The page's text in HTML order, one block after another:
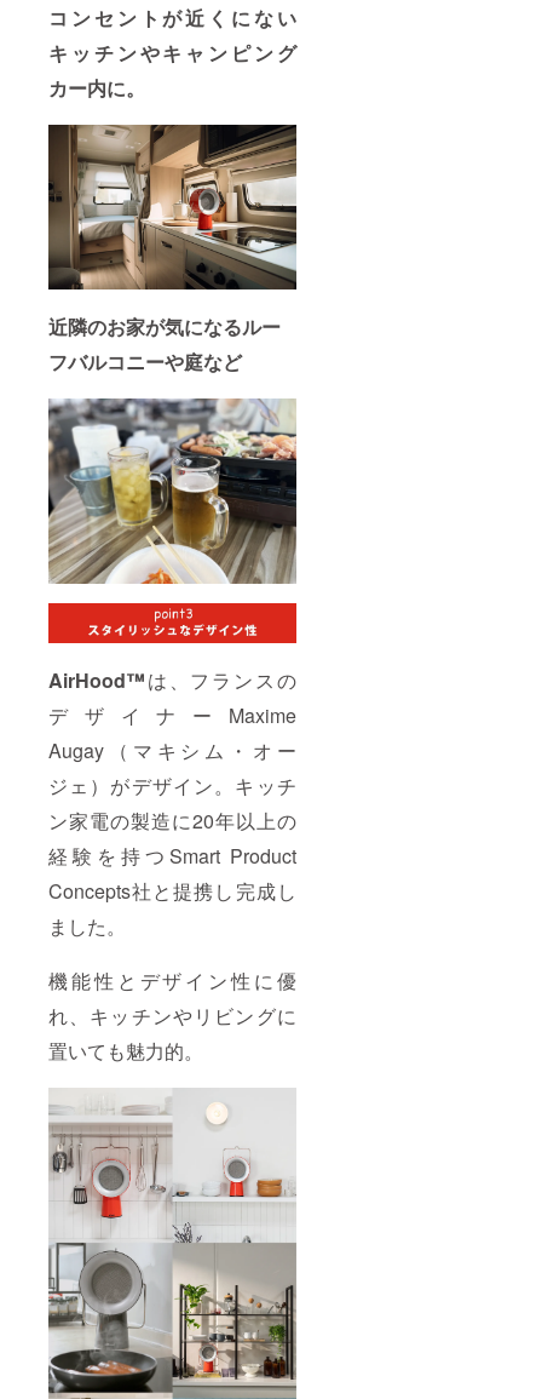
コンセントが近くにない
キッチンやキャンピング
カー内に。
近隣のお家が気になるルー
フバルコニーや庭など
AirHood™は、フランスの
デザイナーMaxime
Augay（マキシム・オー
ジェ）がデザイン。キッチ
ン家電の製造に20年以上の
経験を持つSmart Product
Concepts社と提携し完成し
ました。
機能性とデザイン性に優
れ、キッチンやリビングに
置いても魅力的。